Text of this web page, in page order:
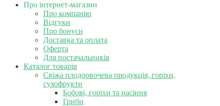
Про інтернет-магазин
Про компанію
Відгуки
Про бонуси
Доставка та оплата
Оферта
Для постачальників
Каталог товарів
Свіжа плодоовочева продукція, горіхи,
сухофрукти
Бобові, горіхи та насіння
Гриби